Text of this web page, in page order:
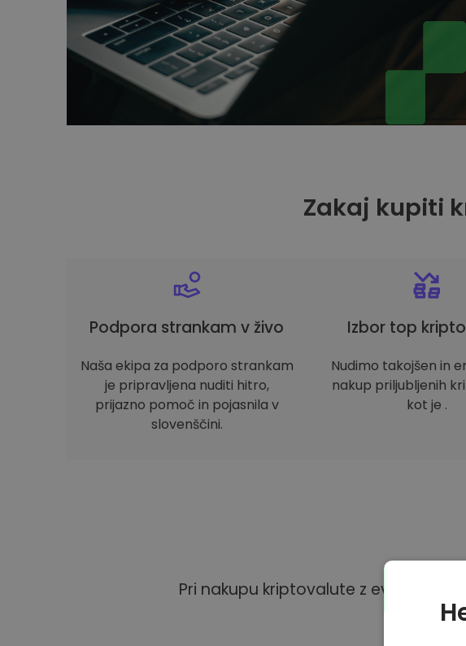
Zakaj kupiti
Podpora strankam v živo
Naša ekipa za podporo strankam
je pripravljena nuditi hitro,
prijazno pomoč in pojasnila v
slovenščini.
Izbor top
Nudimo takojšen in
nakup priljubljenih
kot je .
Pri nakupu kriptovalute z evri na